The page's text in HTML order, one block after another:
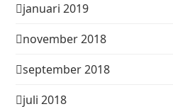
januari 2019
november 2018
september 2018
juli 2018